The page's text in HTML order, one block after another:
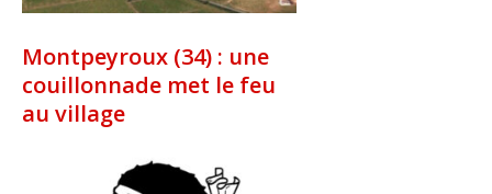
Montpeyroux (34) : une
couillonnade met le feu
au village